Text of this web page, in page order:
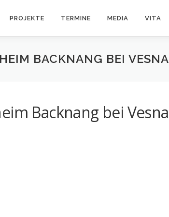
PROJEKTE TERMINE MEDIA VITA
BACKNANG BEI VESNA
Backnang bei Vesna